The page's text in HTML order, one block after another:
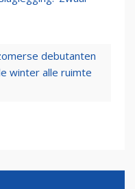
debutanten
winter alle ruimte